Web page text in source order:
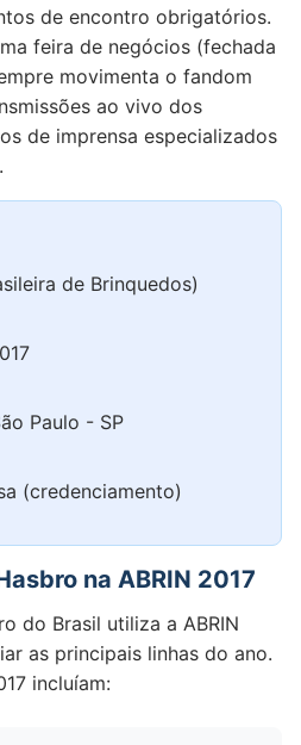
de encontro obrigatórios.
feira de negócios (fechada
movimenta o fandom
ao vivo dos
de imprensa especializados
de Brinquedos)
Paulo - SP
(credenciamento)
na ABRIN 2017
do Brasil utiliza a ABRIN
as principais linhas do ano.
incluíam: